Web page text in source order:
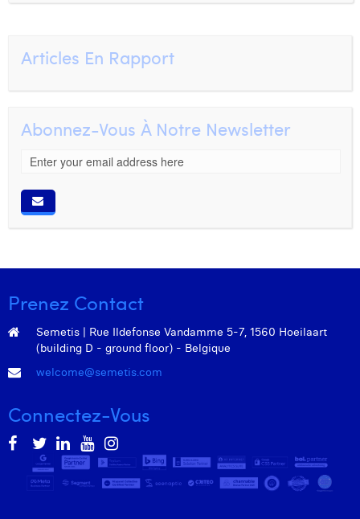
Articles En Rapport
Abonnez-Vous À Notre Newsletter
Prenez Contact
Semetis | Rue Ildefonse Vandamme 5-7, 1560 Hoeilaart
(building D - ground floor) - Belgique
welcome@semetis.com
Connectez-Vous